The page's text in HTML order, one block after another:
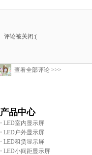
查看全部评论 >>>
产品中心
• LED室内显示屏
• LED户外显示屏
• LED租赁显示屏
• LED小间距显示屏